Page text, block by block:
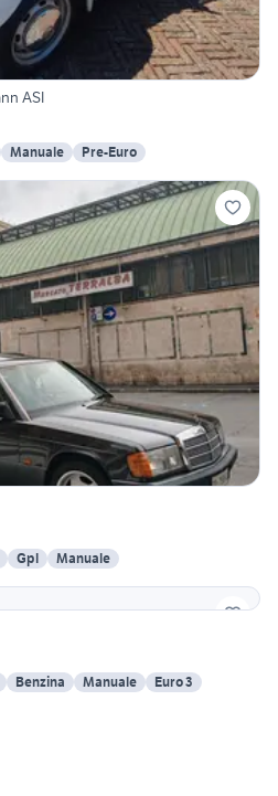
ASI
Manuale Pre-Euro
Gpl
Manuale
Benzina Manuale Euro 3